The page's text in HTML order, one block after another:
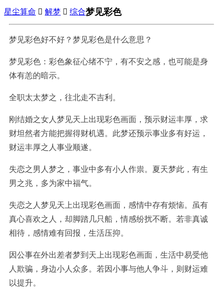
星尘算命  解梦  综合梦见彩色
梦见彩色好不好？梦见彩色是什么意思？
梦见彩色：彩色象征心绪不宁，有不安之感，也可能是身
体有恙的暗示。
全职太太梦之，往北走不吉利。
刚结婚之女人梦见天上出现彩色画面，预示财运丰厚，求
财坦然者方能把握得财机遇。此梦还预示事业多有好运，
财运丰厚之人事业顺遂。
失恋之男人梦之，事业中多有小人作祟。夏天梦此，有生
男之兆，多为家中福气。
失恋之人梦见天上出现彩色画面，感情中存有烦恼。虽有
真心喜欢之人，却脚踏几只船，情感纷扰不断。若非真诚
相待，感情难有回报，生活压抑。
因公事在外出差者梦到天上出现彩色画面，生活中易受他
人欺骗，身边小人众多。若因小事与他人争斗，则财运难
以提升。